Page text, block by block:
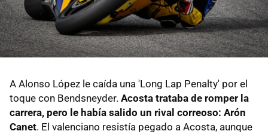
A Alonso López le caída una 'Long Lap Penalty' por el
toque con Bendsneyder. Acosta trataba de romper la
carrera, pero le había salido un rival correoso: Arón
Canet. El valenciano resistía pegado a Acosta, aunque